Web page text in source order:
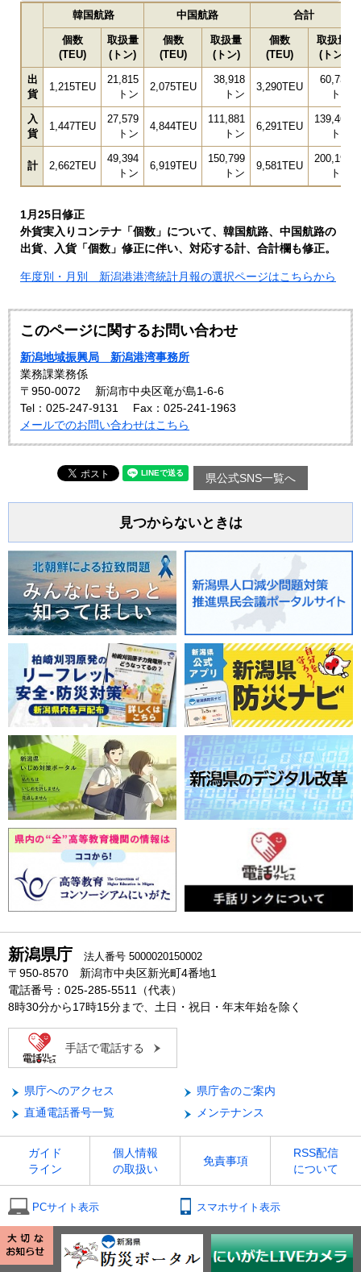
韓国航路 中国航路 合計
個数
(TEU)
取扱量
(トン)
個数
(TEU)
取扱量
(トン)
個数
(TEU)
取扱量
(トン)
出
貨
1,215TEU
21,815
トン
2,075TEU
38,918
トン
3,290TEU
60,733
トン
入
貨
1,447TEU
27,579
トン
4,844TEU
111,881
トン
6,291TEU
139,460
トン
計 2,662TEU
49,394
トン
6,919TEU
150,799
トン
9,581TEU
200,193
トン
1月25日修正
外貨実入りコンテナ「個数」について、韓国航路、中国航路の
出貨、入貨「個数」修正に伴い、対応する計、合計欄も修正。
年度別・月別 新潟港港湾統計月報の選択ページはこちらから
このページに関するお問い合わせ
新潟地域振興局 新潟港湾事務所
業務課業務係
〒950-0072
新潟市中央区竜が島1-6-6
Tel：025-247-9131
Fax：025-241-1963
メールでのお問い合わせはこちら
県公式SNS一覧へ
見つからないときは
新潟県庁 法人番号 5000020150002
〒950-8570 新潟市中央区新光町4番地1
電話番号：025-285-5511（代表）
8時30分から17時15分まで、土日・祝日・年末年始を除く
手話で電話する
県庁へのアクセス
県庁舎のご案内
直通電話番号一覧
メンテナンス
ガイド
ライン
個人情報
の取扱い
免責事項
RSS配信
について
PCサイト表示 スマホサイト表示